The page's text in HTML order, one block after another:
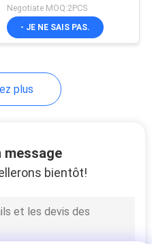
compact de voie
d'excavatrice
Negotiate MOQ:2PCS
- JE NE SAIS PAS.
plus
message
bientôt!